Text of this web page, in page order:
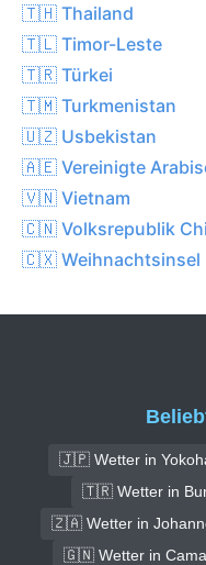
🇹🇭 Thailand
🇹🇱 Timor-Leste
🇹🇷 Türkei
🇹🇲 Turkmenistan
🇺🇿 Usbekistan
🇦🇪 Vereinigte
🇻🇳 Vietnam
🇨🇳 Volksrepublik
🇨🇽 Weihnachtsinsel
🇯🇵 Wetter in
🇹🇷 Wetter in
🇿🇦 Wetter in
🇬🇳 Wetter in